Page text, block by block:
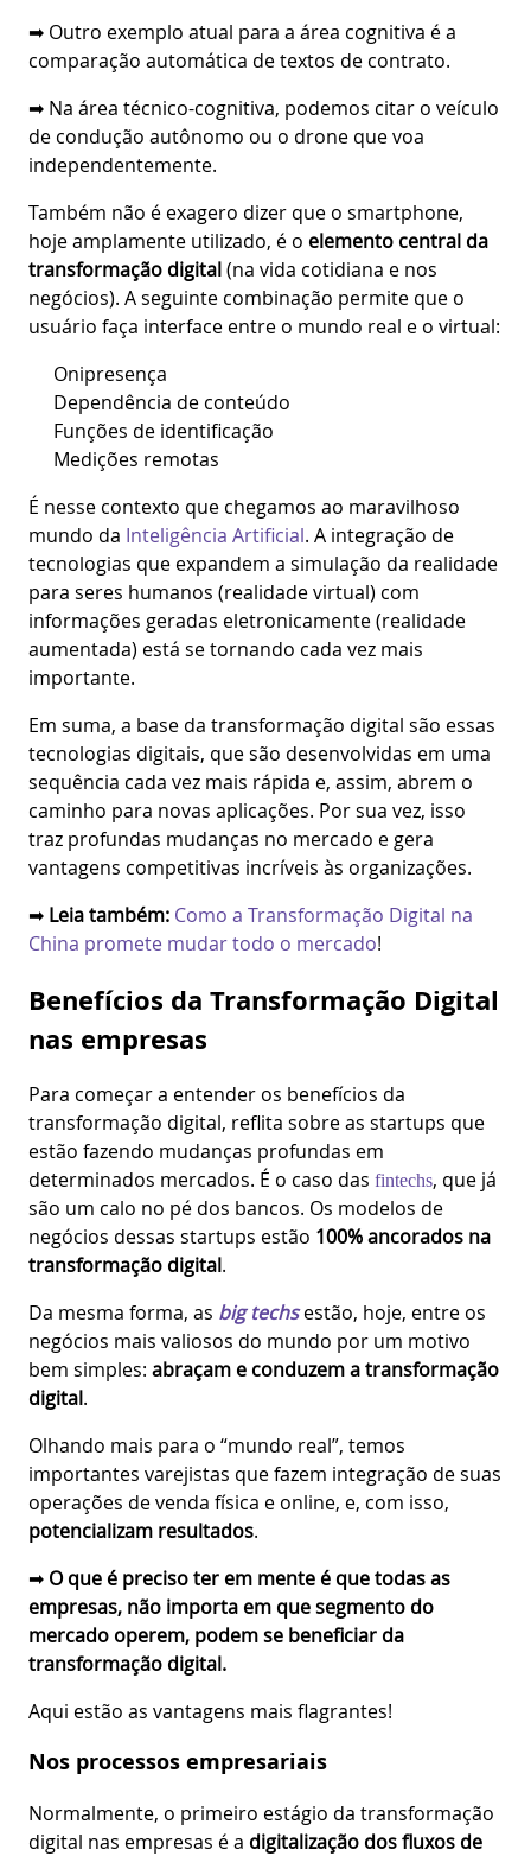
➡ Outro exemplo atual para a área cognitiva é a
comparação automática de textos de contrato.
➡ Na área técnico-cognitiva, podemos citar o veículo
de condução autônomo ou o drone que voa
independentemente.
Também não é exagero dizer que o smartphone,
hoje amplamente utilizado, é o elemento central da
transformação digital(na vida cotidiana e nos
negócios). A seguinte combinação permite que o
usuário faça interface entre o mundo real e o virtual:
Onipresença
Dependência de conteúdo
Funções de identificação
Medições remotas
É nesse contexto que chegamos ao maravilhoso
mundo da Inteligência Artificial. A integração de
tecnologias que expandem a simulação da realidade
para seres humanos (realidade virtual) com
informações geradas eletronicamente (realidade
aumentada) está se tornando cada vez mais
importante.
Em suma, a base da transformação digital são essas
tecnologias digitais, que são desenvolvidas em uma
sequência cada vez mais rápida e, assim, abrem o
caminho para novas aplicações. Por sua vez, isso
traz profundas mudanças no mercado e gera
vantagens competitivas incríveis às organizações.
➡ Leia também: Como a Transformação Digital na
China promete mudar todo o mercado!
Benefícios da Transformação Digital
nas empresas
Para começar a entender os benefícios da
transformação digital, reflita sobre as startups que
estão fazendo mudanças profundas em
determinados mercados. É o caso das fintechs, que já
são um calo no pé dos bancos. Os modelos de
negócios dessas startups estão 100% ancorados na
transformação digital.
Da mesma forma, as big techs estão, hoje, entre os
negócios mais valiosos do mundo por um motivo
bem simples: abraçam e conduzem a transformação
digital.
Olhando mais para o “mundo real”, temos
importantes varejistas que fazem integração de suas
operações de venda física e online, e, com isso,
potencializam resultados.
➡ O que é preciso ter em mente é que todas as
empresas, não importa em que segmento do
mercado operem, podem se beneficiar da
transformação digital.
Aqui estão as vantagens mais flagrantes!
Nos processos empresariais
Normalmente, o primeiro estágio da transformação
digital nas empresas é a digitalização dos fluxos de